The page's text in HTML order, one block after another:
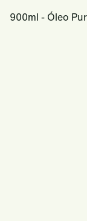
900ml - Óleo